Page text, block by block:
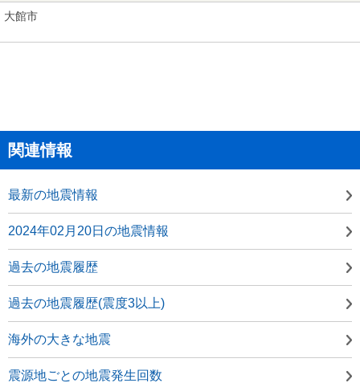
大館市
関連情報
最新の地震情報
2024年02月20日の地震情報
過去の地震履歴
過去の地震履歴(震度3以上)
海外の大きな地震
震源地ごとの地震発生回数